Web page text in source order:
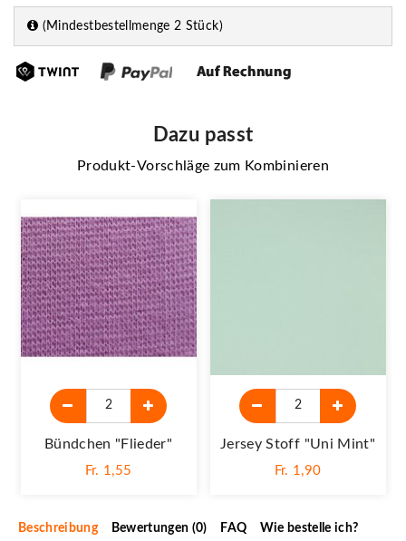
(Mindestbestellmenge 2 Stück)
Dazu passt
Produkt-Vorschläge zum Kombinieren
Bündchen "Flieder"
Fr. 1,55
Jersey Stoff "Uni Mint"
Fr. 1,90
Beschreibung Bewertungen (0) FAQ Wie bestelle ich?